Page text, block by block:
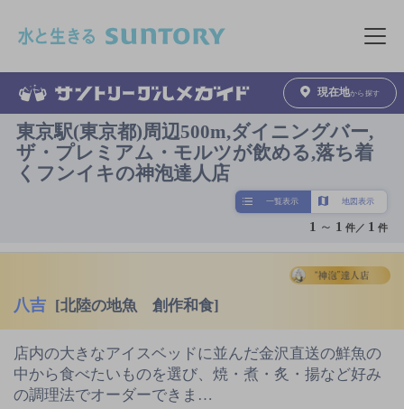
メニュ
現在地から探す
東京駅(東京都)周辺500m,ダイニングバー,
ザ・プレミアム・モルツが飲める,落ち着
くフンイキの神泡達人店
一覧表示 地図表示
1 ～ 1 件／ 1 件
八吉 [北陸の地魚 創作和食]
店内の大きなアイスベッドに並んだ金沢直送の鮮魚の
中から食べたいものを選び、焼・煮・炙・揚など好み
の調理法でオーダーできま…